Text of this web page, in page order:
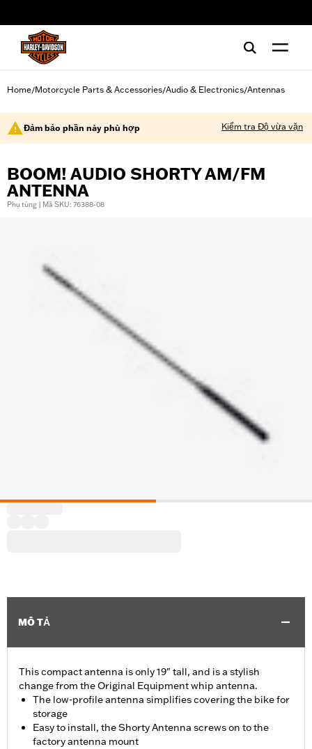
Home/Motorcycle Parts & Accessories/Audio & Electronics/Antennas
Đảm bảo phần này phù hợp Kiểm tra Độ vừa vặn
BOOM! AUDIO SHORTY AM/FM
ANTENNA
Phụ tùng | Mã SKU: 76388-08
MÔ TẢ
This compact antenna is only 19" tall, and is a stylish
change from the Original Equipment whip antenna.
The low-profile antenna simplifies covering the bike for
storage
Easy to install, the Shorty Antenna screws on to the
factory antenna mount